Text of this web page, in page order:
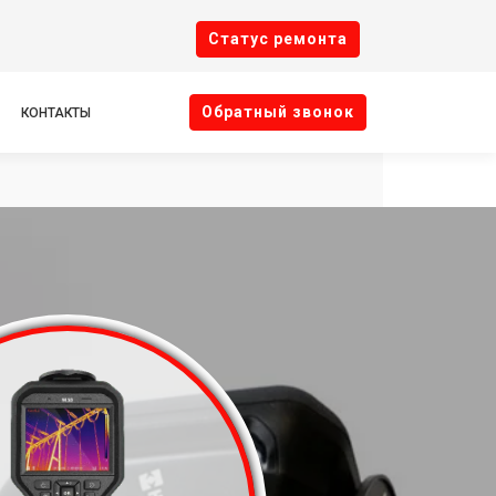
Cтатус ремонта
КОНТАКТЫ Oбратный звонок